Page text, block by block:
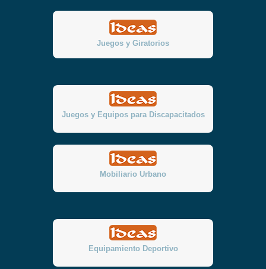
Juegos y Giratorios
Juegos y Equipos para Discapacitados
Mobiliario Urbano
Equipamiento Deportivo